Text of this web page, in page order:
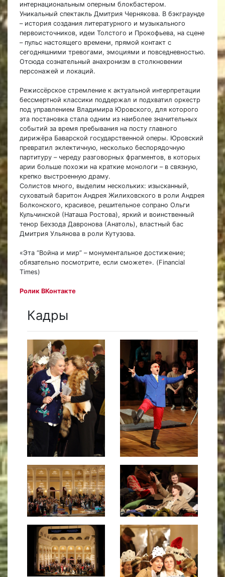
интернациональным оперным блокбастером.
Уникальный спектакль Дмитрия Чернякова. В бэкграунде
– история создания литературного и музыкального
первоисточников, идеи Толстого и Прокофьева, на сцене
– пульс настоящего времени, прямой контакт с
сегодняшними тревогами, эмоциями и повседневностью.
Отсюда сознательный анахронизм в столкновении
персонажей и локаций.
Режиссёрское стремление к актуальной интерпретации
бессмертной классики поддержал и подхватил оркестр
под управлением Владимира Юровского, для которого
эта постановка стала одним из наиболее значительных
событий за время пребывания на посту главного
дирижёра Баварской государственной оперы. Юровский
превратил эклектичную, несколько беспорядочную
партитуру – череду разговорных фрагментов, в которых
арии больше похожи на краткие монологи – в связную,
крепко выстроенную драму.
Солистов много, выделим нескольких: изысканный,
суховатый баритон Андрея Жилиховского в роли Андрея
Болконского, красивое, решительное сопрано Ольги
Кульчинской (Наташа Ростова), яркий и воинственный
тенор Бехзода Давронова (Анатоль), властный бас
Дмитрия Ульянова в роли Кутузова.
«Эта “Война и мир” – монументальное достижение;
обязательно посмотрите, если сможете». (Financial
Times)
Ролик ВКонтакте
Кадры